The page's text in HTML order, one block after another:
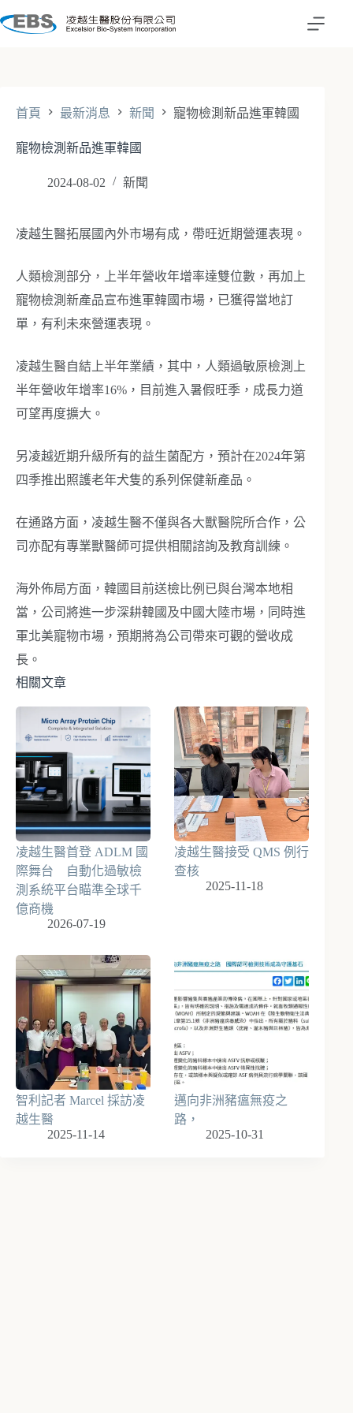
至
首頁 最新消息 新聞 寵物檢測新品進軍韓國
寵物檢測新品進軍韓國
2024-08-02 新聞
凌越生醫拓展國內外市場有成，帶旺近期營運表現。
人類檢測部分，上半年營收年增率達雙位數，再加上
寵物檢測新產品宣布進軍韓國市場，已獲得當地訂
單，有利未來營運表現。
凌越生醫自結上半年業績，其中，人類過敏原檢測上
半年營收年增率16%，目前進入暑假旺季，成長力道
可望再度擴大。
另凌越近期升級所有的益生菌配方，預計在2024年第
四季推出照護老年犬隻的系列保健新產品。
在通路方面，凌越生醫不僅與各大獸醫院所合作，公
司亦配有專業獸醫師可提供相關諮詢及教育訓練。
海外佈局方面，韓國目前送檢比例已與台灣本地相
當，公司將進一步深耕韓國及中國大陸市場，同時進
軍北美寵物市場，預期將為公司帶來可觀的營收成
長。
相關文章
凌越生醫首登 ADLM 國
際舞台 自動化過敏檢
測系統平台瞄準全球千
億商機
2026-07-19
凌越生醫接受 QMS 例行
查核
2025-11-18
智利記者 Marcel 採訪凌
越生醫
2025-11-14
邁向非洲豬瘟無疫之
路，
2025-10-31